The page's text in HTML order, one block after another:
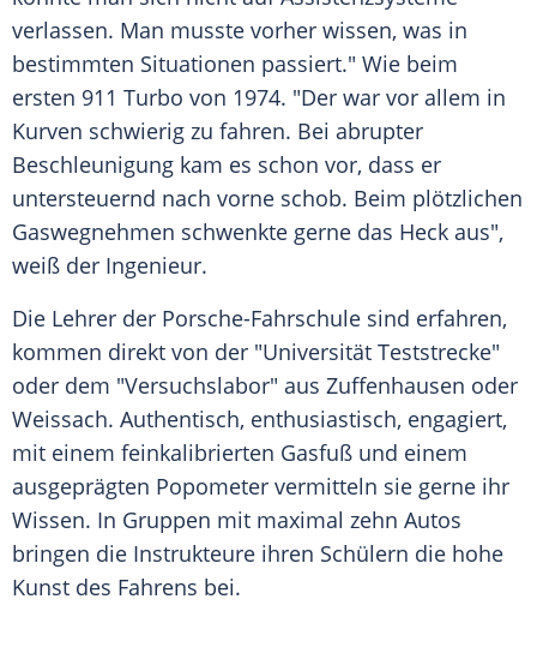
verlassen. Man musste vorher wissen, was in
bestimmten Situationen passiert." Wie beim
ersten 911 Turbo von 1974. "Der war vor allem in
Kurven schwierig zu fahren. Bei abrupter
Beschleunigung kam es schon vor, dass er
untersteuernd nach vorne schob. Beim plötzlichen
Gaswegnehmen schwenkte gerne das Heck aus",
weiß der Ingenieur.
Die Lehrer der Porsche-Fahrschule sind erfahren,
kommen direkt von der "Universität Teststrecke"
oder dem "Versuchslabor" aus Zuffenhausen oder
Weissach. Authentisch, enthusiastisch, engagiert,
mit einem feinkalibrierten Gasfuß und einem
ausgeprägten Popometer vermitteln sie gerne ihr
Wissen. In Gruppen mit maximal zehn Autos
bringen die Instrukteure ihren Schülern die hohe
Kunst des Fahrens bei.